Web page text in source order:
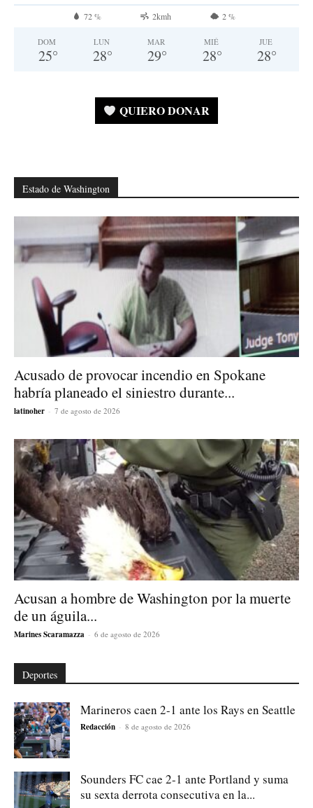
72 % 2kmh 2 %
DOM
25°
LUN
28°
MAR
29°
MIÉ
28°
JUE
28°
QUIERO DONAR
Estado de Washington
Acusado de provocar incendio en Spokane
habría planeado el siniestro durante...
latinoher - 7 de agosto de 2026
Acusan a hombre de Washington por la muerte
de un águila...
Marines Scaramazza - 6 de agosto de 2026
Deportes
Marineros caen 2-1 ante los Rays en Seattle
Redacción - 8 de agosto de 2026
Sounders FC cae 2-1 ante Portland y suma
su sexta derrota consecutiva en la...